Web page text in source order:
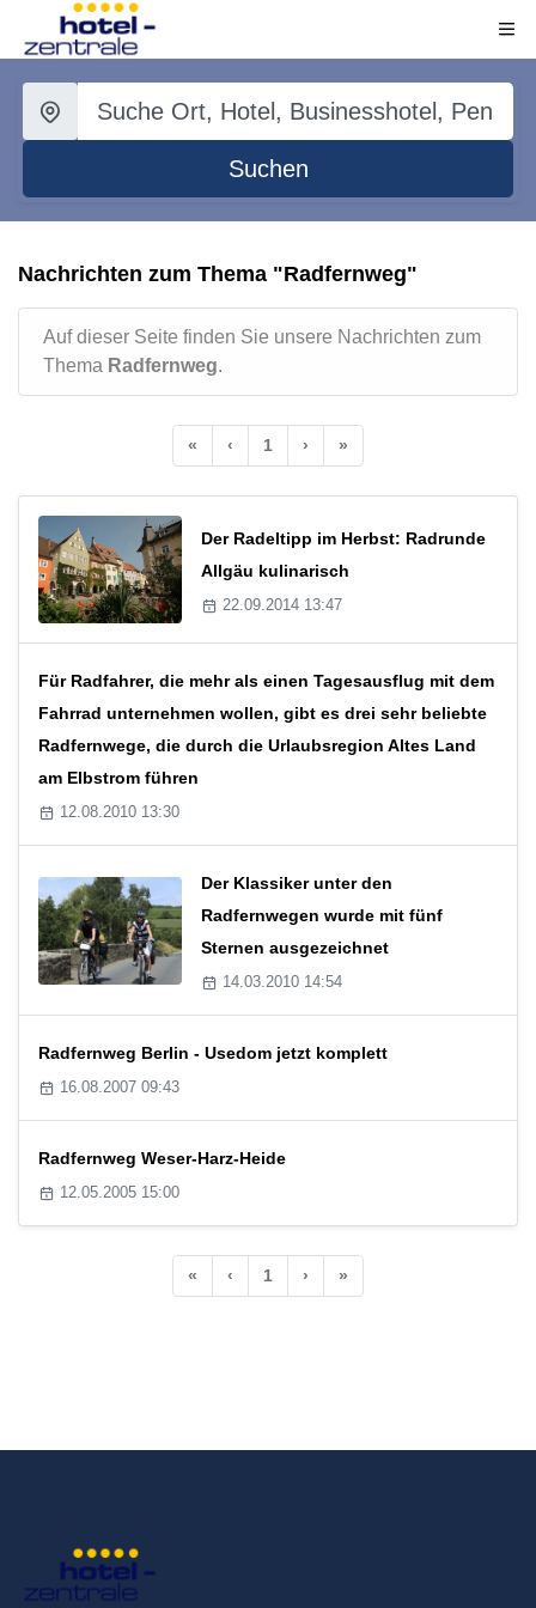
Suchen
Nachrichten zum Thema "Radfernweg"
Auf dieser Seite finden Sie unsere Nachrichten zum
Thema Radfernweg.
« ‹ 1 › »
Der Radeltipp im Herbst: Radrunde
Allgäu kulinarisch
22.09.2014 13:47
Für Radfahrer, die mehr als einen Tagesausflug mit dem
Fahrrad unternehmen wollen, gibt es drei sehr beliebte
Radfernwege, die durch die Urlaubsregion Altes Land
am Elbstrom führen
12.08.2010 13:30
Der Klassiker unter den
Radfernwegen wurde mit fünf
Sternen ausgezeichnet
14.03.2010 14:54
Radfernweg Berlin - Usedom jetzt komplett
16.08.2007 09:43
Radfernweg Weser-Harz-Heide
12.05.2005 15:00
« ‹ 1 › »